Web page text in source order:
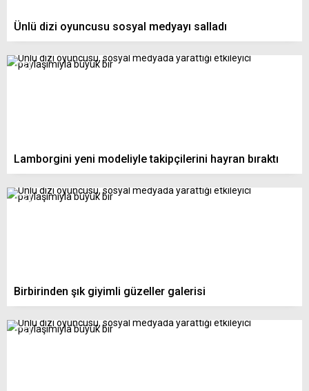
Ünlü dizi oyuncusu sosyal medyayı salladı
Lamborgini yeni modeliyle takipçilerini hayran bıraktı
Birbirinden şık giyimli güzeller galerisi